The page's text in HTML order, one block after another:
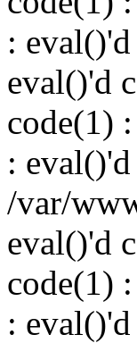
:
eval()'d
code(1)
:
/var/
eval()'d
code(1)
: